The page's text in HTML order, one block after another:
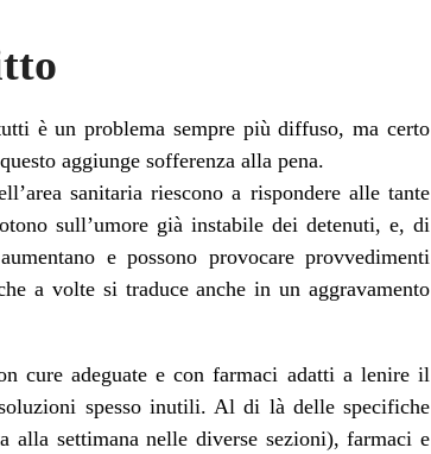
è un problema sempre più diffuso, ma certo
aggiunge sofferenza alla pena.
sanitaria riescono a rispondere alle tante
sull’umore già instabile dei detenuti, e, di
e possono provocare provvedimenti
a volte si traduce anche in un aggravamento
cure adeguate e con farmaci adatti a lenire il
spesso inutili. Al di là delle specifiche
settimana nelle diverse sezioni), farmaci e